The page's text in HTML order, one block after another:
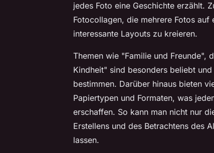
jedes Foto eine Geschichte erzählt.
Fotocollagen, die mehrere Fotos
interessante Layouts zu kreieren.
Themen wie "Familie und Freunde",
Kindheit" sind besonders beliebt
bestimmen. Darüber hinaus bieten
Papiertypen und Formaten, was
erschaffen. So kann man nicht nur
Erstellens und des Betrachtens des
lassen.